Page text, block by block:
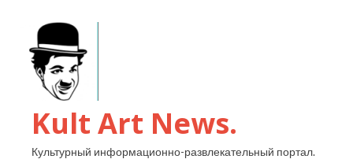
Kult Art News.
Культурный информационно-развлекательный портал.